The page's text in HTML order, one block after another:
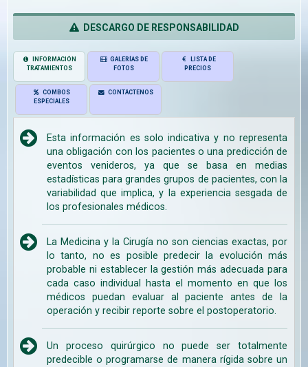
DESCARGO DE RESPONSABILIDAD
INFORMACIÓN
TRATAMIENTOS
GALERÍAS DE
FOTOS
LISTA DE
PRECIOS
COMBOS
ESPECIALES
CONTÁCTENOS
Esta información es solo indicativa y no representa
una obligación con los pacientes o una predicción de
eventos venideros, ya que se basa en medias
estadísticas para grandes grupos de pacientes, con la
variabilidad que implica, y la experiencia sesgada de
los profesionales médicos.
La Medicina y la Cirugía no son ciencias exactas, por
lo tanto, no es posible predecir la evolución más
probable ni establecer la gestión más adecuada para
cada caso individual hasta el momento en que los
médicos puedan evaluar al paciente antes de la
operación y recibir reporte sobre el postoperatorio.
Un proceso quirúrgico no puede ser totalmente
predecible o programarse de manera rígida sobre un